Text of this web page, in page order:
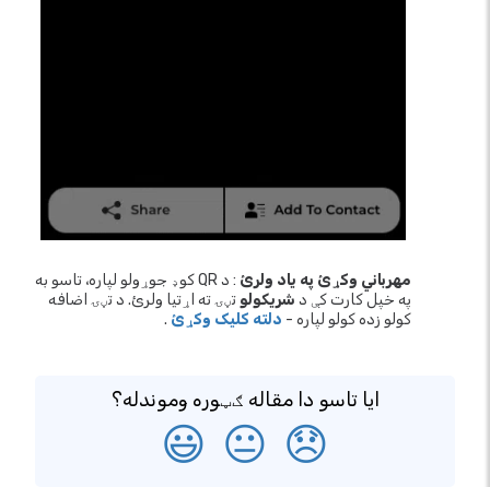
مهرباني وکړئ په یاد ولرئ
: د QR کوډ جوړولو لپاره، تاسو به
په خپل کارت کې د شریکولو تڼۍ ته اړتیا ولرئ. د تڼۍ اضافه
کولو زده کولو لپاره - دلته کلیک وکړئ .
ایا تاسو دا مقاله ګټوره وموندله؟
😃 😐 😞